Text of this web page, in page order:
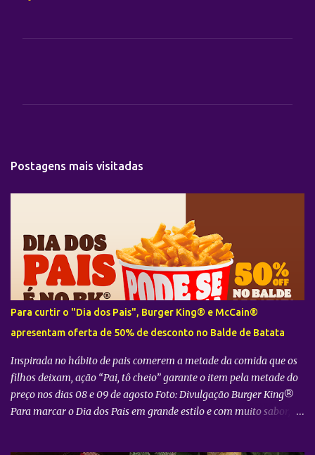
o
s
Postagens mais visitadas
Para curtir o "Dia dos Pais", Burger King® e McCain®
apresentam oferta de 50% de desconto no Balde de Batata
Inspirada no hábito de pais comerem a metade da comida que os
filhos deixam, ação “Pai, tô cheio” garante o item pela metade do
preço nos dias 08 e 09 de agosto Foto: Divulgação Burger King®
Para marcar o Dia dos Pais em grande estilo e com muito sabor, o